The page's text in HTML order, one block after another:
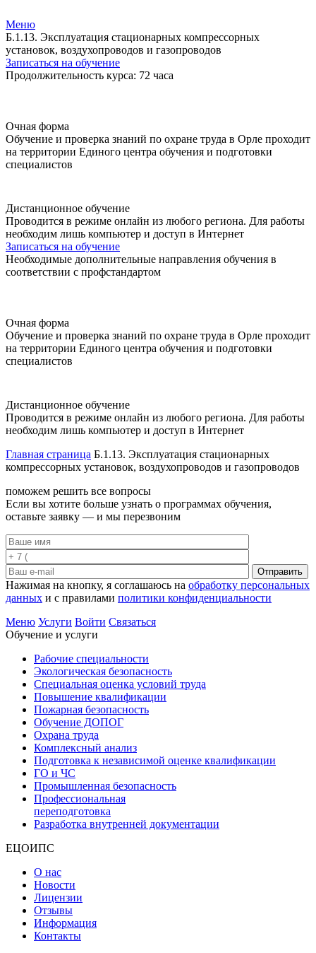
Меню
Б.1.13. Эксплуатация стационарных компрессорных
установок, воздухопроводов и газопроводов
Записаться на обучение
Продолжительность курса: 72 часа
Очная форма
Обучение и проверка знаний по охране труда в Орле проходит
на территории Единого центра обучения и подготовки
специалистов
Дистанционное обучение
Проводится в режиме онлайн из любого региона. Для работы
необходим лишь компьютер и доступ в Интернет
Записаться на обучение
Необходимые дополнительные направления обучения в
соответствии с профстандартом
Очная форма
Обучение и проверка знаний по охране труда в Орле проходит
на территории Единого центра обучения и подготовки
специалистов
Дистанционное обучение
Проводится в режиме онлайн из любого региона. Для работы
необходим лишь компьютер и доступ в Интернет
Главная страница Б.1.13. Эксплуатация стационарных
компрессорных установок, воздухопроводов и газопроводов
поможем решить все вопросы
Если вы хотите больше узнать о программах обучения,
оставьте заявку — и мы перезвоним
Отправить
Нажимая на кнопку, я соглашаюсь на обработку персональных
данных и с правилами политики конфиденциальности
Меню Услуги Войти Связаться
Обучение и услуги
Рабочие специальности
Экологическая безопасность
Специальная оценка условий труда
Повышение квалификации
Пожарная безопасность
Обучение ДОПОГ
Охрана труда
Комплексный анализ
Подготовка к независимой оценке квалификации
ГО и ЧС
Промышленная безопасность
Профессиональная
переподготовка
Разработка внутренней документации
ЕЦОИПС
О нас
Новости
Лицензии
Отзывы
Информация
Контакты